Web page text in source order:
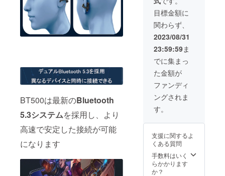
BT500は最新のBluetooth
5.3システムを採用し、より
高速で安定した接続が可能
になります
量：
121g ※
カ
ラー：
ブラッ
クとホ
ワイト
※お届け
日より
6ヶ月
間、起
案者に
けられ
目標金額に
関わらず、
2023/08/31
23:59:59ま
でに集まっ
た金額が
ファンディ
ングされま
す。
支援に関するよ
くある質問
手数料はいく
らかかります
か？